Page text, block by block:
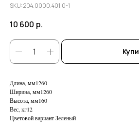
SKU:204.0000.401.0-1
10 600 р.
Длина, мм1260
Ширина, мм1260
Высота, мм160
Вес, кг12
Цветовой вариант Зеленый